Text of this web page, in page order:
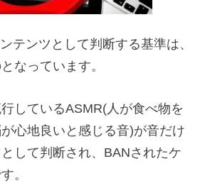
テンツとして判断する基準は、
なっています。
しているASMR(人が食べ物を
心地良いと感じる音)が音だけ
して判断され、BANされたケ
。